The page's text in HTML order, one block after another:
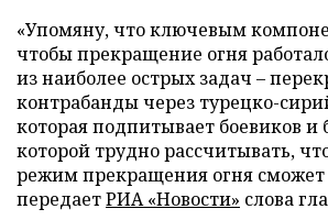
«Упомяну, что ключевым
чтобы прекращение огня
из наиболее острых задач –
контрабанды через турецко-
которая подпитывает боевиков и
которой трудно рассчитывать,
режим прекращения огня сможет
передаетРИА «Новости» слова